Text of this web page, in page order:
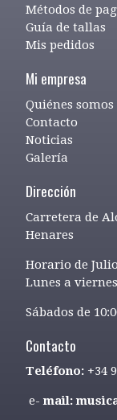
Métodos de
Guía de tallas
Mis pedidos
Mi empresa
Quiénes somos
Contacto
Noticias
Galería
Dirección
Carretera de
Henares
Horario de
Lunes a
Sábados de
Contacto
Teléfono: +34
e-mail: